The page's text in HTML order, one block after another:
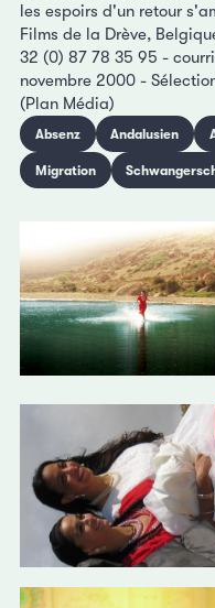
les espoirs d'un retour
Films de la Drève,
32 (0) 87 78 35 95 -
novembre 2000 -
(Plan Média)
Absenz Andalusien
Migration